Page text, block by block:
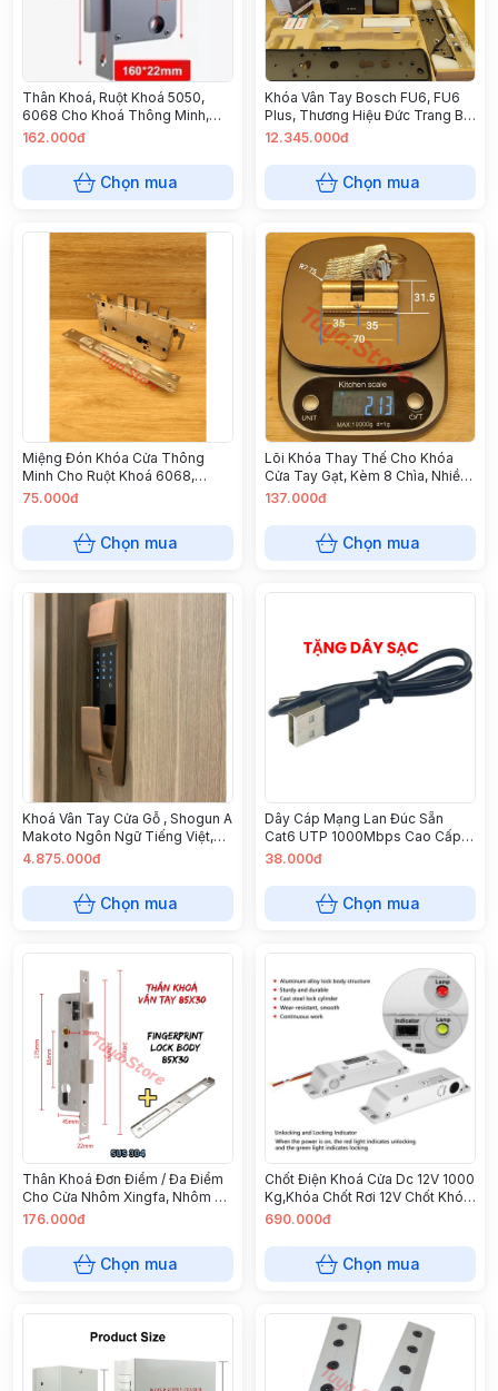
Thân Khoá, Ruột Khoá 5050,
6068 Cho Khoá Thông Minh,
Khoá Vân Tay Cửa Nhôm, Cửa
162.000đ
Chọn mua
Khóa Vân Tay Bosch FU6, FU6
Plus, Thương Hiệu Đức Trang Bị
Nhiều Tính Năng Bảo Mật
12.345.000đ
Chọn mua
Miệng Đón Khóa Cửa Thông
Minh Cho Ruột Khoá 6068,
5050, 3585 Cửa Nhôm Và Cửa
75.000đ
Chọn mua
Lõi Khóa Thay Thế Cho Khóa
Cửa Tay Gạt, Kèm 8 Chìa, Nhiều
Mẫu Cho Khách Lựa Chọn, Khóa
137.000đ
Chọn mua
Khoá Vân Tay Cửa Gỗ , Shogun A
Makoto Ngôn Ngữ Tiếng Việt,
Lắp Đặt Tận Nơi, Bảo Hành 1
4.875.000đ
Chọn mua
Dây Cáp Mạng Lan Đúc Sẵn
Cat6 UTP 1000Mbps Cao Cấp
UGREEN NW102
38.000đ
Chọn mua
Thân Khoá Đơn Điểm / Đa Điểm
Cho Cửa Nhôm Xingfa, Nhôm Hệ
55, Ruột Khoá 85x35, 85x30
176.000đ
Chọn mua
Chốt Điện Khoá Cửa Dc 12V 1000
Kg,Khóa Chốt Rơi 12V Chốt Khóa
Điện Từ Gắn Cửa Gỗ, Nhôm,
690.000đ
Chọn mua